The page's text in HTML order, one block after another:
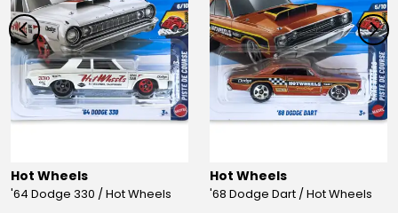
Hot Wheels
'64 Dodge 330 / Hot Wheels
Hot Wheels
'68 Dodge Dart / Hot Wheels